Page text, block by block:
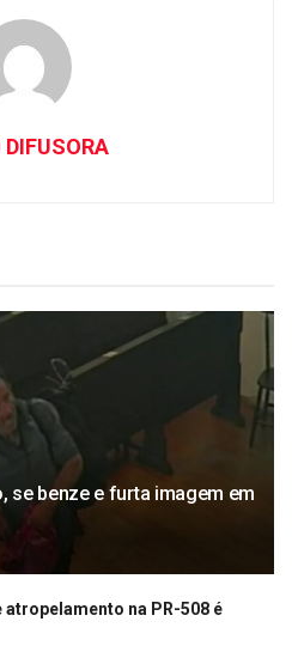
DIFUSORA
se benze e furta imagem em
na PR-508 é